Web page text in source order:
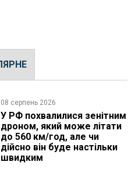
08 серпень 2026
У РФ похвалилися зенітним
дроном, який може літати
до 560 км/год, але чи
дійсно він буде настільки
швидким